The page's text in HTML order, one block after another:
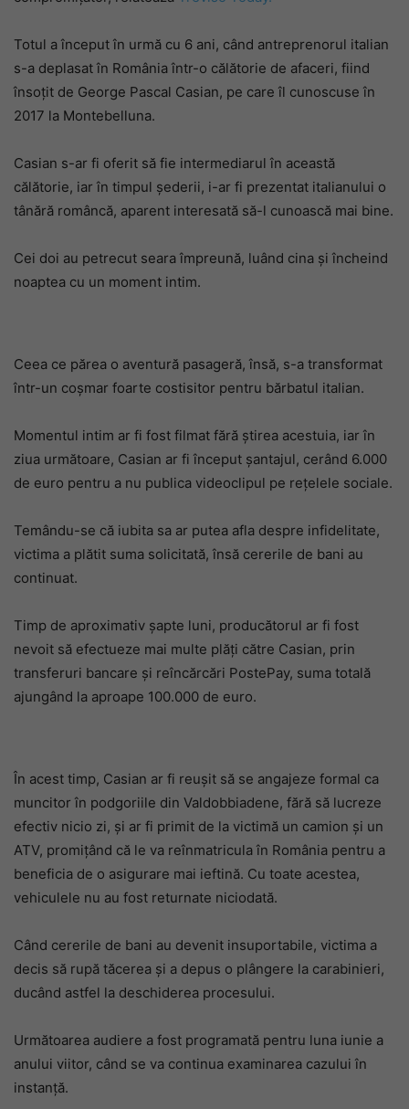
Totul a început în urmă cu 6 ani, când antreprenorul italian
s-a deplasat în România într-o călătorie de afaceri, fiind
însoțit de George Pascal Casian, pe care îl cunoscuse în
2017 la Montebelluna.
Casian s-ar fi oferit să fie intermediarul în această
călătorie, iar în timpul șederii, i-ar fi prezentat italianului o
tânără româncă, aparent interesată să-l cunoască mai bine.
Cei doi au petrecut seara împreună, luând cina și încheind
noaptea cu un moment intim.
Ceea ce părea o aventură pasageră, însă, s-a transformat
într-un coșmar foarte costisitor pentru bărbatul italian.
Momentul intim ar fi fost filmat fără știrea acestuia, iar în
ziua următoare, Casian ar fi început șantajul, cerând 6.000
de euro pentru a nu publica videoclipul pe rețelele sociale.
Temându-se că iubita sa ar putea afla despre infidelitate,
victima a plătit suma solicitată, însă cererile de bani au
continuat.
Timp de aproximativ șapte luni, producătorul ar fi fost
nevoit să efectueze mai multe plăți către Casian, prin
transferuri bancare și reîncărcări PostePay, suma totală
ajungând la aproape 100.000 de euro.
În acest timp, Casian ar fi reușit să se angajeze formal ca
muncitor în podgoriile din Valdobbiadene, fără să lucreze
efectiv nicio zi, și ar fi primit de la victimă un camion și un
ATV, promițând că le va reînmatricula în România pentru a
beneficia de o asigurare mai ieftină. Cu toate acestea,
vehiculele nu au fost returnate niciodată.
Când cererile de bani au devenit insuportabile, victima a
decis să rupă tăcerea și a depus o plângere la carabinieri,
ducând astfel la deschiderea procesului.
Următoarea audiere a fost programată pentru luna iunie a
anului viitor, când se va continua examinarea cazului în
instanță.